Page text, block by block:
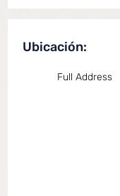
Ubicación:
Full Address